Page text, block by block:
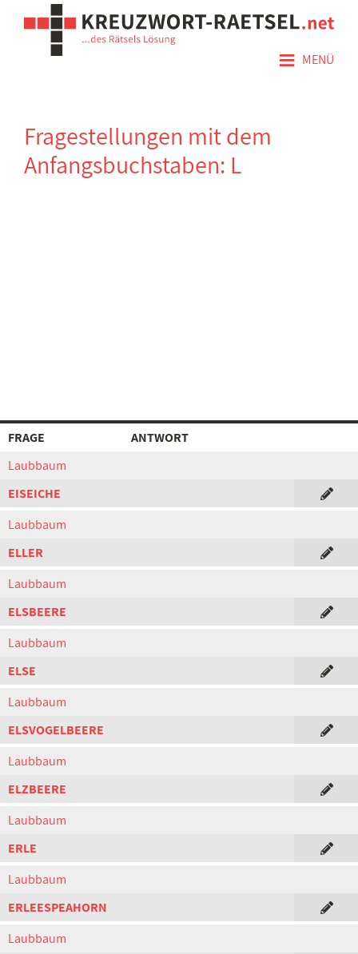
≡ MENÜ
Fragestellungen mit dem
Anfangsbuchstaben: L
FRAGE
ANTWORT
Laubbaum
EISEICHE
Laubbaum
ELLER
Laubbaum
ELSBEERE
Laubbaum
ELSE
Laubbaum
ELSVOGELBEERE
Laubbaum
ELZBEERE
Laubbaum
ERLE
Laubbaum
ERLEESPEAHORN
Laubbaum